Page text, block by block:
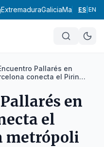
ExtremaduraGaliciaMadrid
ES EN
Pallarés en
conecta el Pirineo
en
el
metrópoli